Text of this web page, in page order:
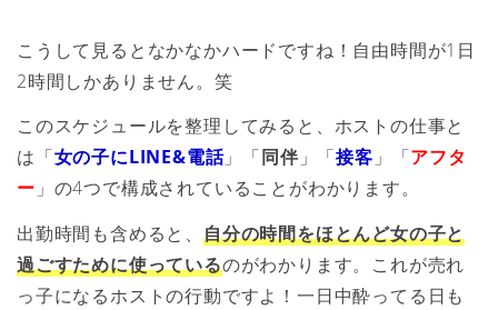
こうして見るとなかなかハードですね！自由時間が1日
2時間しかありません。笑
このスケジュールを整理してみると、ホストの仕事と
は「女の子にLINE&電話」「同伴 」「接客 」「アフタ
ー 」の4つで構成されていることがわかります。
出勤時間も含めると、 自分の時間をほとんど女の子と
過ごすために使っているのがわかります。これが売れ
っ子になるホストの行動ですよ！一日中酔ってる日も